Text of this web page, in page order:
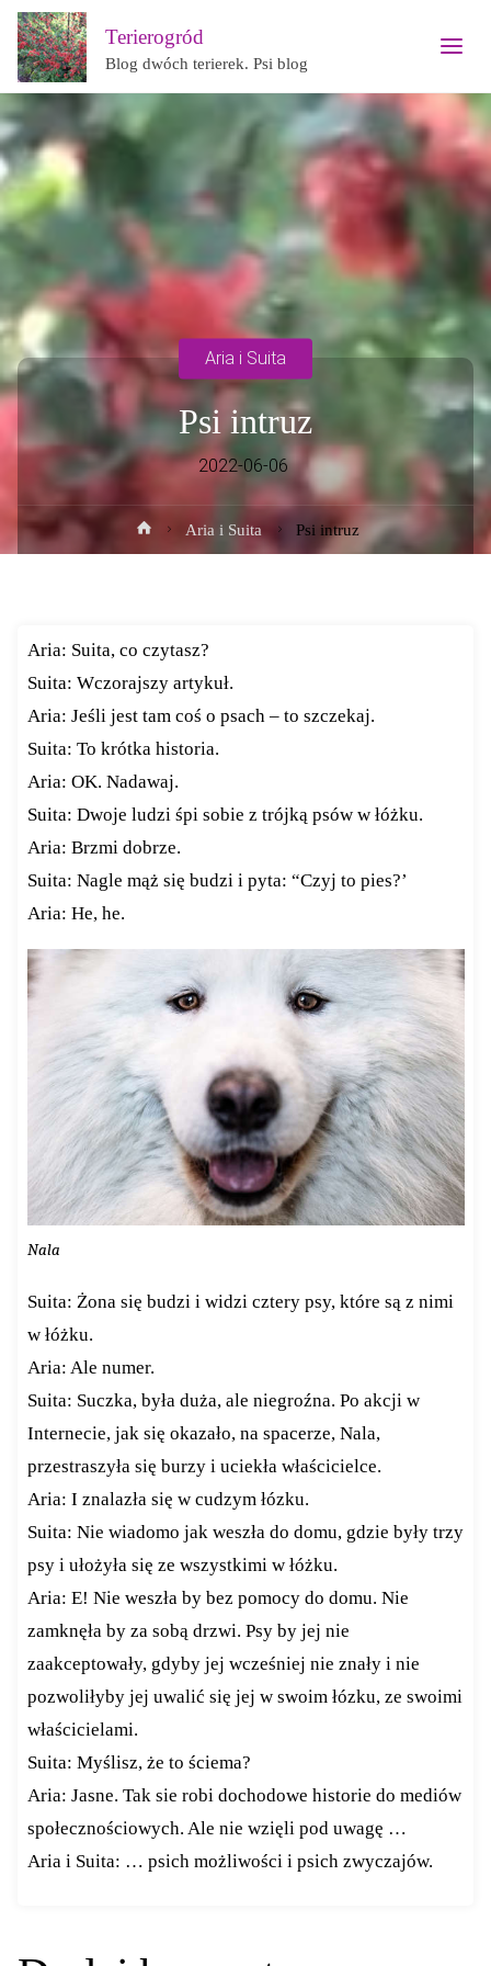
Terierogród
Blog dwóch terierek. Psi blog
Psi intruz
2022-06-06
Aria i Suita
Strona
główna
Aria i Suita Psi intruz
Aria: Suita, co czytasz?
Suita: Wczorajszy artykuł.
Aria: Jeśli jest tam coś o psach – to szczekaj.
Suita: To krótka historia.
Aria: OK. Nadawaj.
Suita: Dwoje ludzi śpi sobie z trójką psów w łóżku.
Aria: Brzmi dobrze.
Suita: Nagle mąż się budzi i pyta: “Czyj to pies?’
Aria: He, he.
Nala
Suita: Żona się budzi i widzi cztery psy, które są z nimi
w łóżku.
Aria: Ale numer.
Suita: Suczka, była duża, ale niegroźna. Po akcji w
Internecie, jak się okazało, na spacerze, Nala,
przestraszyła się burzy i uciekła właścicielce.
Aria: I znalazła się w cudzym łózku.
Suita: Nie wiadomo jak weszła do domu, gdzie były trzy
psy i ułożyła się ze wszystkimi w łóżku.
Aria: E! Nie weszła by bez pomocy do domu. Nie
zamknęła by za sobą drzwi. Psy by jej nie
zaakceptowały, gdyby jej wcześniej nie znały i nie
pozwoliłyby jej uwalić się jej w swoim łózku, ze swoimi
właścicielami.
Suita: Myślisz, że to ściema?
Aria: Jasne. Tak sie robi dochodowe historie do mediów
społecznościowych. Ale nie wzięli pod uwagę …
Aria i Suita: … psich możliwości i psich zwyczajów.